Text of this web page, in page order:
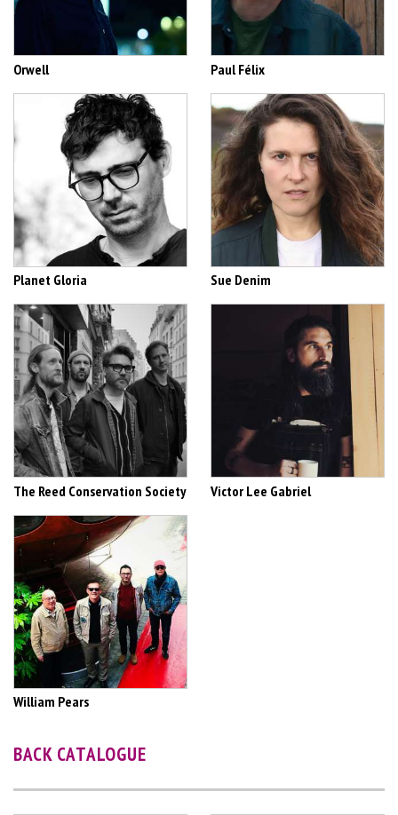
Orwell Paul Félix
Planet Gloria Sue Denim
The Reed Conservation Society Victor Lee Gabriel
William Pears
BACK CATALOGUE